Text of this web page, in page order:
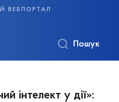
вебпортал
Пошук
інтелект у дії»: